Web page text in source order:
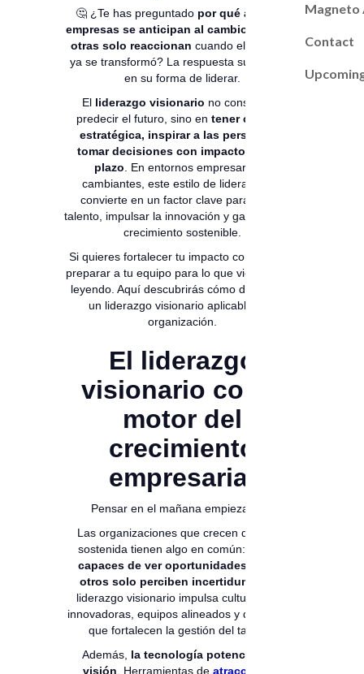
Magneto
Contact
🤔 ¿Te has preguntado por qué algunas
empresas se anticipan al cambio mientras
otras solo reaccionan cuando el mercado
ya se transformó? La respuesta suele estar
en su forma de liderar.
El liderazgo visionario no consiste en
predecir el futuro, sino en tener claridad
estratégica, inspirar a las personas y
tomar decisiones con impacto a largo
plazo . En entornos empresariales
cambiantes, este estilo de liderazgo se
convierte en un factor clave para atraer
talento, impulsar la innovación y garantizar un
crecimiento sostenible.
Si quieres fortalecer tu impacto como líder y
preparar a tu equipo para lo que viene, sigue
leyendo. Aquí descubrirás cómo desarrollar
un liderazgo visionario aplicable a tu
organización.
El liderazgo
visionario como
motor del
crecimiento
empresarial
Pensar en el mañana empieza hoy.
Las organizaciones que crecen de forma
sostenida tienen algo en común:
capaces de ver oportunidades donde
otros solo perciben incertidumbre
liderazgo visionario impulsa culturas más
innovadoras, equipos alineados y decisiones
que fortalecen la gestión del talento.
Además, la tecnología potencia esta
visión . Herramientas de atracción de